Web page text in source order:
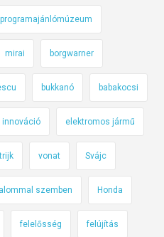
programajánlómúzeum
mirai borgwarner
bukkanó babakocsi
innováció elektromos jármű
vonat Svájc
szemben Honda
felelősség felújítás